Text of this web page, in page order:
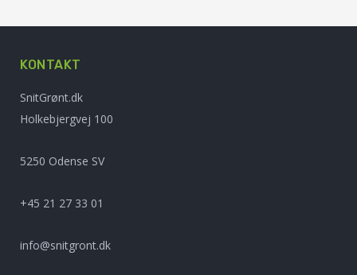
KONTAKT
SnitGrønt.dk
Holkebjergvej 100
5250 Odense SV
+45 21 27 33 01
info@snitgront.dk